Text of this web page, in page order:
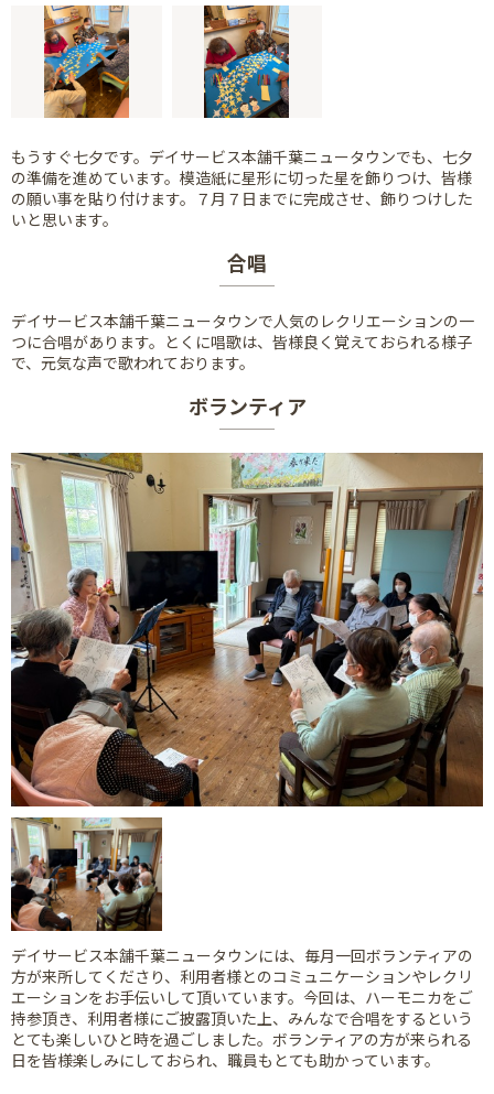
もうすぐ七夕です。デイサービス本舗千葉ニュータウンでも、七夕
の準備を進めています。模造紙に星形に切った星を飾りつけ、皆様
の願い事を貼り付けます。７月７日までに完成させ、飾りつけした
いと思います。
合唱
デイサービス本舗千葉ニュータウンで人気のレクリエーションの一
つに合唱があります。とくに唱歌は、皆様良く覚えておられる様子
で、元気な声で歌われております。
ボランティア
デイサービス本舗千葉ニュータウンには、毎月一回ボランティアの
方が来所してくださり、利用者様とのコミュニケーションやレクリ
エーションをお手伝いして頂いています。今回は、ハーモニカをご
持参頂き、利用者様にご披露頂いた上、みんなで合唱をするという
とても楽しいひと時を過ごしました。ボランティアの方が来られる
日を皆様楽しみにしておられ、職員もとても助かっています。